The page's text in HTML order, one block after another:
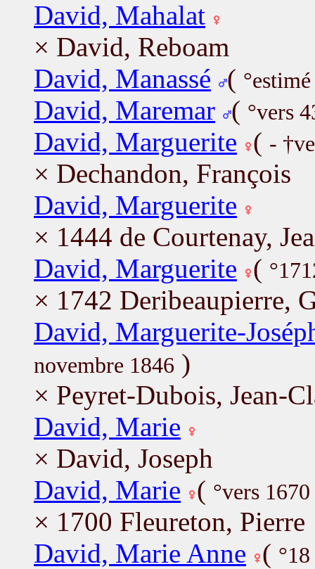
David, Mahalat
× David, Reboam
David, Manassé (
David, Maremar ( °vers
David, Marguerite ( -
× Dechandon, François
David, Marguerite
× 1444 de Courtenay,
David, Marguerite (
× 1742 Deribeaupierre,
David, Marguerite-
novembre 1846 )
× Peyret-Dubois, Jean-
David, Marie
× David, Joseph
David, Marie ( °vers
× 1700 Fleureton, Pierre
David, Marie Anne (